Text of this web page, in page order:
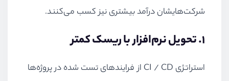
شرکت‌هایشان درآمد بیشتری نیز کسب می‌کنند.
1. تحویل نرم‌افزار با ریسک کمتر
استراتژی CI / CDاز فرایندهای تست شده در پروژه‌ها